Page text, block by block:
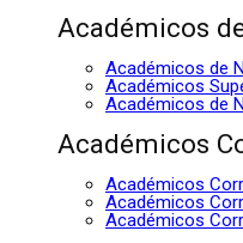
Académicos
Académicos de
Académicos
Académicos de
Académicos
Académicos
Académicos
Académicos